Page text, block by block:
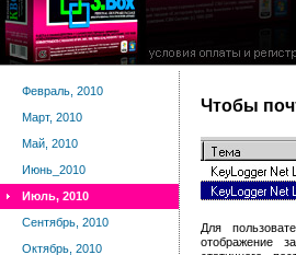
Февраль, 2010
Март, 2010
Май, 2010
Июнь_2010
Июль, 2010
Сентябрь, 2010
Октябрь, 2010
Чтобы
Для
отображение